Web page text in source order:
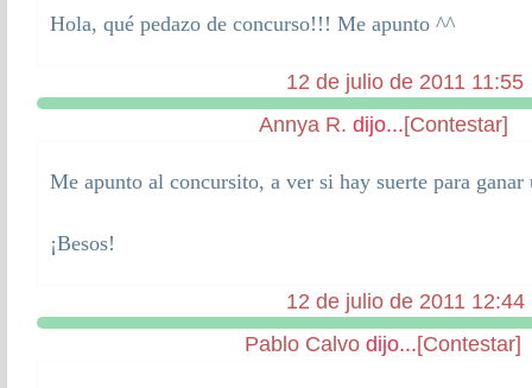
Hola, qué pedazo de concurso!!! Me apunto ^^
12 de julio de 2011 11:55
Annya R. dijo...[Contestar]
Me apunto al concursito, a ver si hay suerte para
¡Besos!
12 de julio de 2011 12:44
Pablo Calvo dijo...[Contestar]